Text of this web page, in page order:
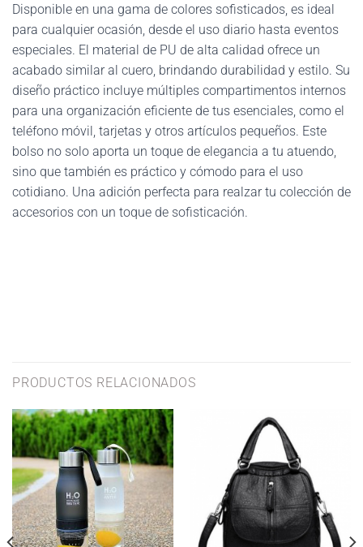
Disponible en una gama de colores sofisticados, es ideal
para cualquier ocasión, desde el uso diario hasta eventos
especiales. El material de PU de alta calidad ofrece un
acabado similar al cuero, brindando durabilidad y estilo. Su
diseño práctico incluye múltiples compartimentos internos
para una organización eficiente de tus esenciales, como el
teléfono móvil, tarjetas y otros artículos pequeños. Este
bolso no solo aporta un toque de elegancia a tu atuendo,
sino que también es práctico y cómodo para el uso
cotidiano. Una adición perfecta para realzar tu colección de
accesorios con un toque de sofisticación.
PRODUCTOS RELACIONADOS